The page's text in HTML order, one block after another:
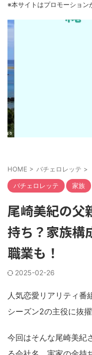
※本サイトはプロモーション
HOME > バチェロレッテ >
バチェロレッテ 家族
尾崎美紀の父
持ち？家族構
職業も！
2025-02-26
人気恋愛リアリティ番
シーズン2の主役に抜
今回はそんな尾崎美紀